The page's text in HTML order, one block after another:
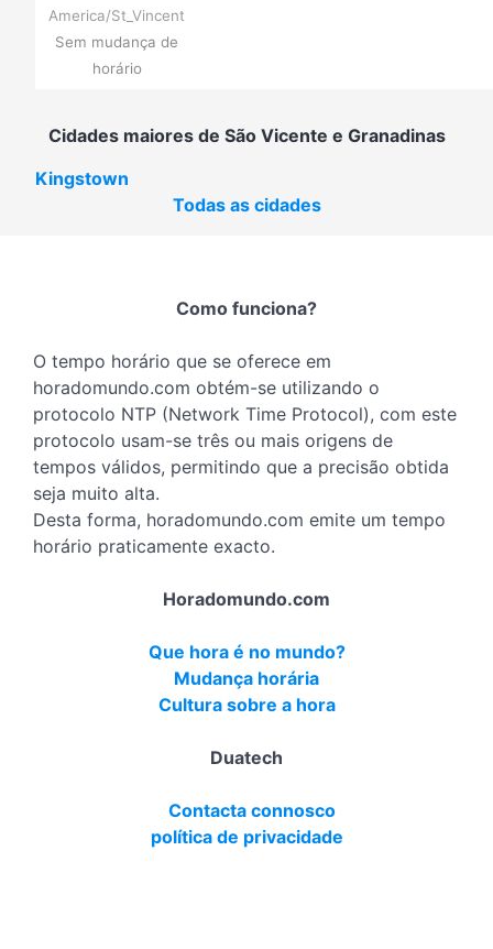
America/St_Vincent
Sem mudança de
horário
Cidades maiores de São Vicente e Granadinas
Kingstown
Todas as cidades
Como funciona?
O tempo horário que se oferece em
horadomundo.com obtém-se utilizando o
protocolo NTP (Network Time Protocol), com este
protocolo usam-se três ou mais origens de
tempos válidos, permitindo que a precisão obtida
seja muito alta.
Desta forma, horadomundo.com emite um tempo
horário praticamente exacto.
Horadomundo.com
Que hora é no mundo?
Mudança horária
Cultura sobre a hora
Duatech
Contacta connosco
política de privacidade